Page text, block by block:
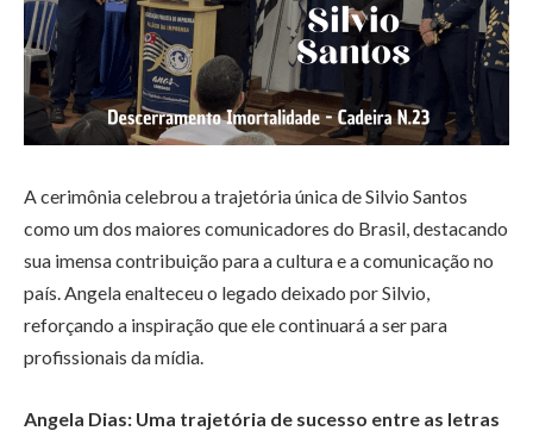
A cerimônia celebrou a trajetória única de Silvio Santos
como um dos maiores comunicadores do Brasil, destacando
sua imensa contribuição para a cultura e a comunicação no
país. Angela enalteceu o legado deixado por Silvio,
reforçando a inspiração que ele continuará a ser para
profissionais da mídia.
Angela Dias: Uma trajetória de sucesso entre as letras